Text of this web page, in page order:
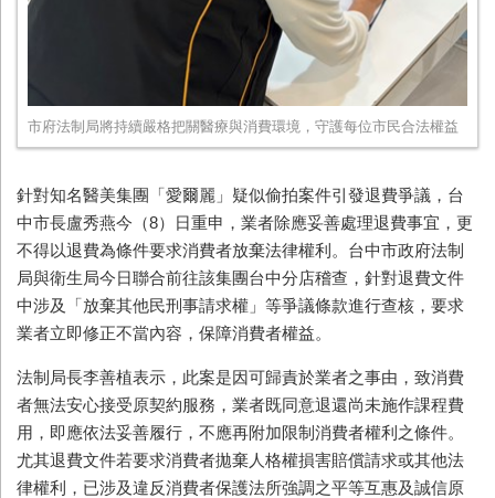
市府法制局將持續嚴格把關醫療與消費環境，守護每位市民合法權益
針對知名醫美集團「愛爾麗」疑似偷拍案件引發退費爭議，台
中市長盧秀燕今（8）日重申，業者除應妥善處理退費事宜，更
不得以退費為條件要求消費者放棄法律權利。台中市政府法制
局與衛生局今日聯合前往該集團台中分店稽查，針對退費文件
中涉及「放棄其他民刑事請求權」等爭議條款進行查核，要求
業者立即修正不當內容，保障消費者權益。
法制局長李善植表示，此案是因可歸責於業者之事由，致消費
者無法安心接受原契約服務，業者既同意退還尚未施作課程費
用，即應依法妥善履行，不應再附加限制消費者權利之條件。
尤其退費文件若要求消費者拋棄人格權損害賠償請求或其他法
律權利，已涉及違反消費者保護法所強調之平等互惠及誠信原